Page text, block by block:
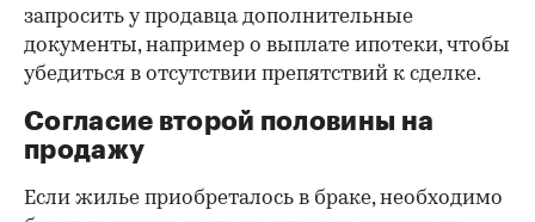
запросить у продавца дополнительные
документы, например о выплате ипотеки, чтобы
убедиться в отсутствии препятствий к сделке.
Согласие второй половины на
продажу
Если жилье приобреталось в браке, необходимо